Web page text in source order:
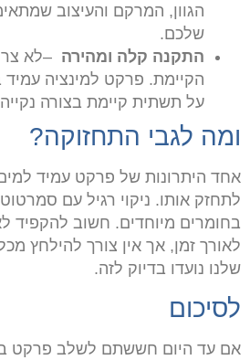
הגוון, המרקם והעיצוב
שלכם.
התקנה קלה ומהירה –לא
הקיימת. פרקט למינציה עמיד
על תשתית קיימת בצורה
ומה לגבי התחזוקה?
אחד היתרונות של פרקט עמיד
לתחזק אותו. ניקוי רגיל עם
בחומרים מיוחדים. חשוב להקפיד
לאורך זמן, אך אין צורך להילחץ
שלנו נועדו בדיוק לזה.
לסיכום
אם עד היום חששתם לשלב פרקט